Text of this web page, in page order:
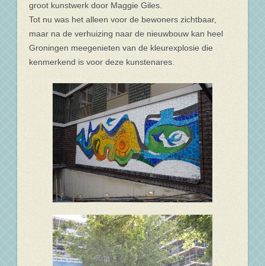
groot kunstwerk door Maggie Giles.
Tot nu was het alleen voor de bewoners zichtbaar,
maar na de verhuizing naar de nieuwbouw kan heel
Groningen meegenieten van de kleurexplosie die
kenmerkend is voor deze kunstenares.